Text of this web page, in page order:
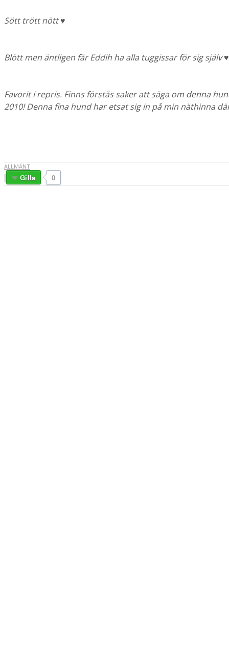
Sött trött nött ♥
Blött men äntligen får Eddih ha alla tuggissar för sig själv
Favorit i repris. Finns förstås saker att säga om denna
2010! Denna fina hund har etsat sig in på min näthinna
ALLMÄNT
0
Gilla